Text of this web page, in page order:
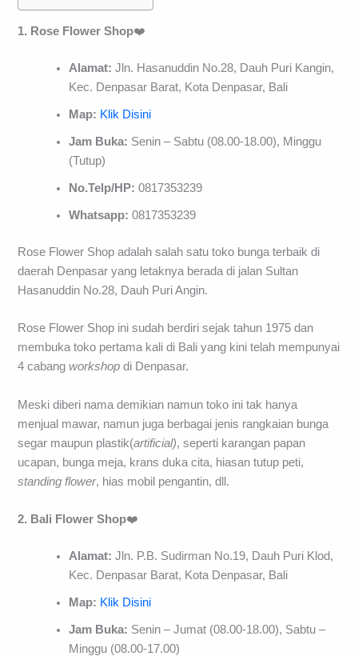
1. Rose Flower Shop❤️
Alamat: Jln. Hasanuddin No.28, Dauh Puri Kangin,
Kec. Denpasar Barat, Kota Denpasar, Bali
Map: Klik Disini
Jam Buka: Senin – Sabtu (08.00-18.00), Minggu
(Tutup)
No.Telp/HP: 0817353239
Whatsapp:0817353239
Rose Flower Shop adalah salah satu toko bunga terbaik di
daerah Denpasar yang letaknya berada di jalan Sultan
Hasanuddin No.28, Dauh Puri Angin.
Rose Flower Shop ini sudah berdiri sejak tahun 1975 dan
membuka toko pertama kali di Bali yang kini telah mempunyai
4 cabangworkshop di Denpasar.
Meski diberi nama demikian namun toko ini tak hanya
menjual mawar, namun juga berbagai jenis rangkaian bunga
segar maupun plastik(artificial), seperti karangan papan
ucapan, bunga meja, krans duka cita, hiasan tutup peti,
standing flower, hias mobil pengantin, dll.
2. Bali Flower Shop❤️
Alamat: Jln. P.B. Sudirman No.19, Dauh Puri Klod,
Kec. Denpasar Barat, Kota Denpasar, Bali
Map: Klik Disini
Jam Buka: Senin – Jumat (08.00-18.00), Sabtu –
Minggu (08.00-17.00)